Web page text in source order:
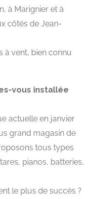
à Marignier et à
côtés de Jean-
à vent, bien connu
vous installée
actuelle en janvier
grand magasin de
tous types
pianos, batteries,
le plus de succès ?